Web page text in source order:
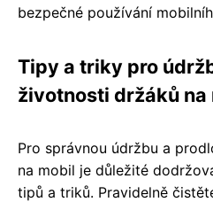
bezpečné používání
Tipy a triky pro
životnosti držáků na
Pro správnou údržbu a
na mobil je důležité
tipů a triků. Pravidelně